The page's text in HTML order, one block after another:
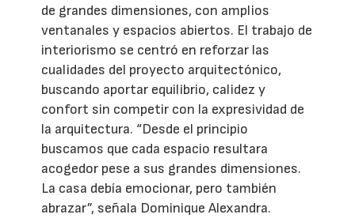
de grandes dimensiones, con amplios
ventanales y espacios abiertos. El trabajo de
interiorismo se centró en reforzar las
cualidades del proyecto arquitectónico,
buscando aportar equilibrio, calidez y
confort sin competir con la expresividad de
la arquitectura. “Desde el principio
buscamos que cada espacio resultara
acogedor pese a sus grandes dimensiones.
La casa debía emocionar, pero también
abrazar”, señala Dominique Alexandra.